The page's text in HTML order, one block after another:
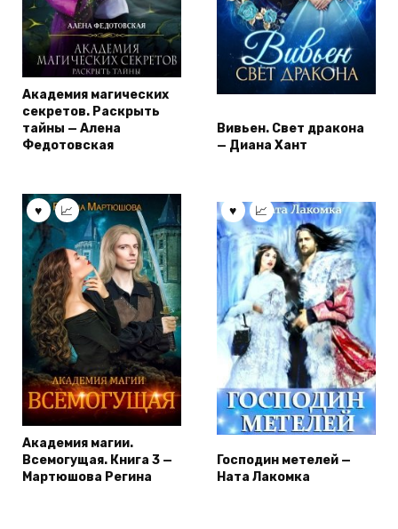
Академия магических
секретов. Раскрыть
тайны — Алена
Федотовская
Вивьен. Свет дракона
— Диана Хант
Академия магии.
Всемогущая. Книга 3 —
Мартюшова Регина
Господин метелей —
Ната Лакомка